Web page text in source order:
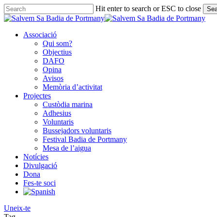
Skip
to
content
Hit enter to search or ESC to close
Close
Associació
Qui som?
Objectius
DAFO
Opina
Avisos
Memòria d’activitat
Projectes
Custòdia marina
Adhesius
Voluntaris
Bussejadors voluntaris
Festival Badia de Portmany
Mesa de l’aigua
Notícies
Divulgació
Dona
Fes-te soci
Uneix-te